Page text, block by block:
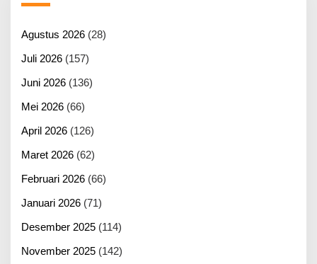
Agustus 2026 (28)
Juli 2026 (157)
Juni 2026 (136)
Mei 2026 (66)
April 2026 (126)
Maret 2026 (62)
Februari 2026 (66)
Januari 2026 (71)
Desember 2025 (114)
November 2025 (142)